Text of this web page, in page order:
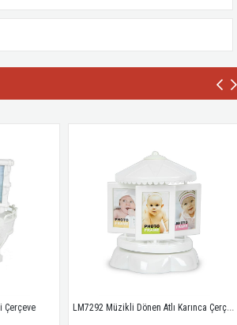
LM7292 Müzikli Dönen Atlı Karınca Çerçeve